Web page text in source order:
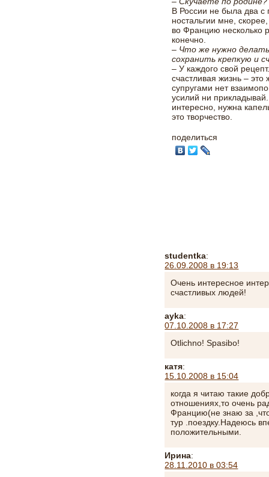
В России не была два с
ностальгии мне,
во Францию несколько
конечно.
– Что же нужно
сохранить крепкую и
– У каждого свой
счастливая жизнь –
супругами нет
усилий ни
интересно, нужна
это творчество.
поделиться
studentka:
26.09.2008 в 19:13
Очень интересное
счастливых людей!
ayka:
07.10.2008 в 17:27
Otlichno! Spasibo!
катя:
15.10.2008 в 15:04
когда я читаю такие
отношениях,то очень
Францию(не знаю за
тур .поездку.Надеюсь
положительными.
Ирина:
28.11.2010 в 03:54